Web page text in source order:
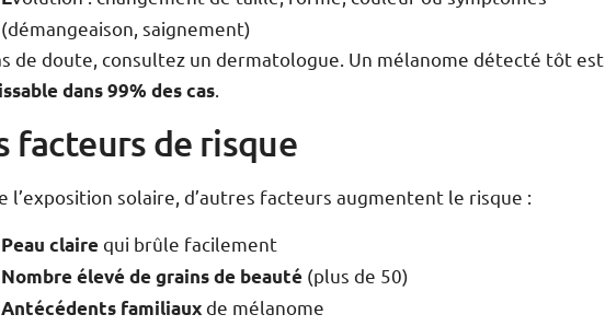
(démangeaison, saignement)
de doute, consultez un dermatologue. Un mélanome détecté tôt est
dans 99% des cas
facteurs de risque
l’exposition solaire, d’autres facteurs augmentent le risque :
Peau clairequi brûle facilement
Nombre élevé de grains de beauté (plus de 50)
Antécédents familiauxde mélanome